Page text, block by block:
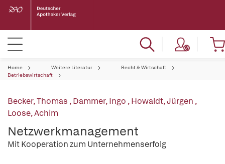
Home Weitere Literatur
Recht & Wirtschaft
Betriebswirtschaft
Becker, Thomas ,Dammer, Ingo ,Howaldt, Jürgen ,
Loose, Achim
Netzwerkmanagement
Mit Kooperation zum Unternehmenserfolg